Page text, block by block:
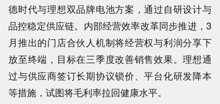
德时代与理想双品牌电池方案，通过自研设计与
品控稳定供应链。内部经营效率改革同步推进，3
月推出的门店合伙人机制将经营权与利润分享下
放至终端，目标在三季度改善销售效果。理想通
过与供应商签订长期协议锁价、平台化研发降本
等措施，试图将毛利率拉回健康水平。